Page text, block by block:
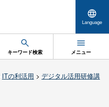
Language
キーワード検索 メニュー
ITの利活用 > デジタル活用研修講